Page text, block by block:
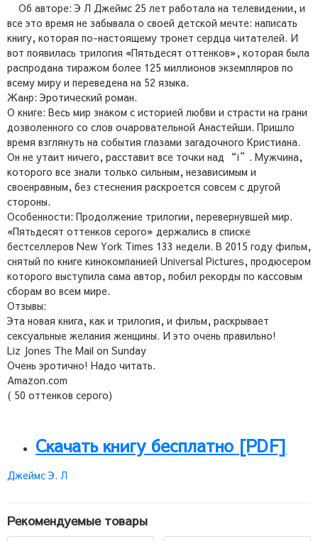
Об авторе: Э Л Джеймс 25 лет работала на телевидении, и
все это время не забывала о своей детской мечте: написать
книгу, которая по-настоящему тронет сердца читателей. И
вот появилась трилогия «Пятьдесят оттенков», которая была
распродана тиражом более 125 миллионов экземпляров по
всему миру и переведена на 52 языка.
Жанр: Эротический роман.
О книге: Весь мир знаком с историей любви и страсти на грани
дозволенного со слов очаровательной Анастейши. Пришло
время взглянуть на события глазами загадочного Кристиана.
Он не утаит ничего, расставит все точки над “i”. Мужчина,
которого все знали только сильным, независимым и
своенравным, без стеснения раскроется совсем с другой
стороны.
Особенности: Продолжение трилогии, перевернувшей мир.
«Пятьдесят оттенков серого» держались в списке
бестселлеров New York Times 133 недели. В 2015 году фильм,
снятый по книге кинокомпанией Universal Pictures, продюсером
которого выступила сама автор, побил рекорды по кассовым
сборам во всем мире.
Отзывы:
Эта новая книга, как и трилогия, и фильм, раскрывает
сексуальные желания женщины. И это очень правильно!
Liz Jones The Mail on Sunday
Очень эротично! Надо читать.
Amazon.com
( 50 оттенков серого)
Скачать книгу бесплатно [PDF]
Джеймс Э. Л
Рекомендуемые товары